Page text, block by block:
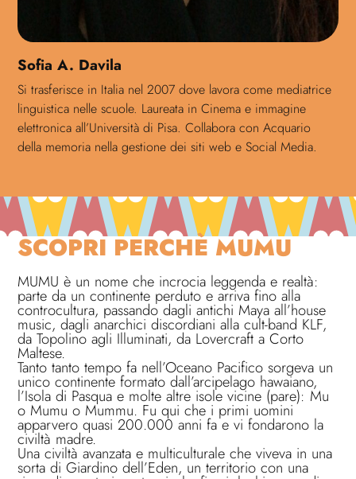
Sofia A. Davila
Si trasferisce in Italia nel 2007 dove lavora come mediatrice
linguistica nelle scuole. Laureata in Cinema e immagine
elettronica all’Università di Pisa. Collabora con Acquario
della memoria nella gestione dei siti web e Social Media.
SCOPRI PERCHÈ MUMU
MUMU è un nome che incrocia leggenda e realtà:
parte da un continente perduto e arriva fino alla
controcultura, passando dagli antichi Maya all’house
music, dagli anarchici discordiani alla cult-band KLF,
da Topolino agli Illuminati, da Lovercraft a Corto
Maltese.
Tanto tanto tempo fa nell’Oceano Pacifico sorgeva un
unico continente formato dall’arcipelago hawaiano,
l’Isola di Pasqua e molte altre isole vicine (pare): Mu
o Mumu o Mummu. Fu qui che i primi uomini
apparvero quasi 200.000 anni fa e vi fondarono la
civiltà madre.
Una civiltà avanzata e multiculturale che viveva in una
sorta di Giardino dell’Eden, un territorio con una